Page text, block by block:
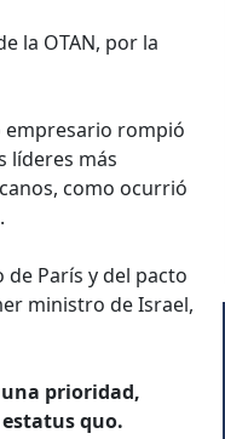
la OTAN, por la
empresario rompió
líderes más
como ocurrió
París y del pacto
ministro de Israel,
prioridad,
quo.